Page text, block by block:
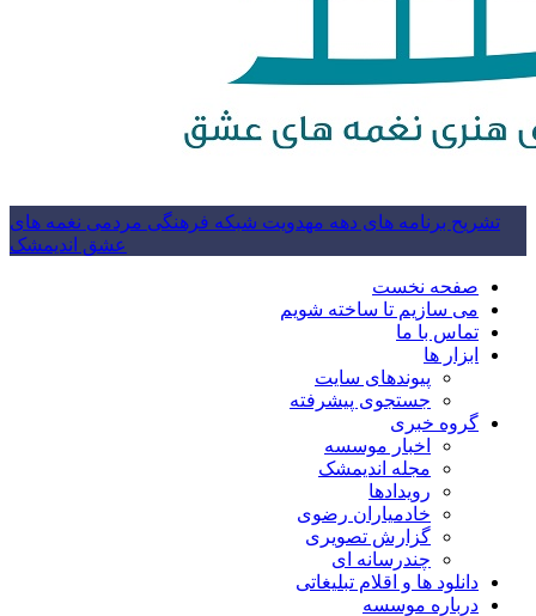
تشریح برنامه های دهه مهدویت شبکه فرهنگی مردمی نغمه های
عشق اندیمشک
صفحه نخست
می سازیم تا ساخته شویم
تماس با ما
ابزار ها
پیوندهای سایت
جستجوی پیشرفته
گروه خبری
اخبار موسسه
مجله اندیمشک
رویدادها
خادمیاران رضوی
گزارش تصویری
چندرسانه ای
دانلود ها و اقلام تبلیغاتی
درباره موسسه